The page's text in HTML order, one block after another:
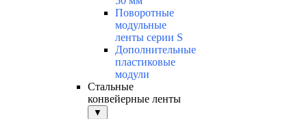
Поворотные
модульные
ленты серии S
Дополнительные
пластиковые
модули
Стальные
конвейерные ленты
▼